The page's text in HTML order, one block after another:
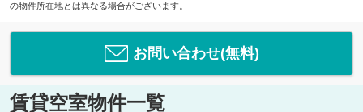
の物件所在地とは異なる場合がございます。
お問い合わせ(無料)
賃貸空室物件一覧